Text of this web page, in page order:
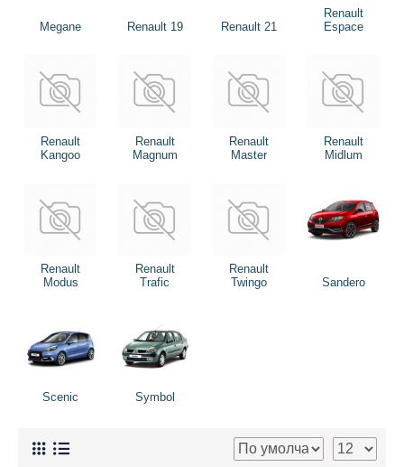
Megane Renault 19 Renault 21
Renault
Espace
Renault
Kangoo
Renault
Magnum
Renault
Master
Renault
Midlum
Renault
Modus
Renault
Trafic
Renault
Twingo
Sandero
Scenic Symbol